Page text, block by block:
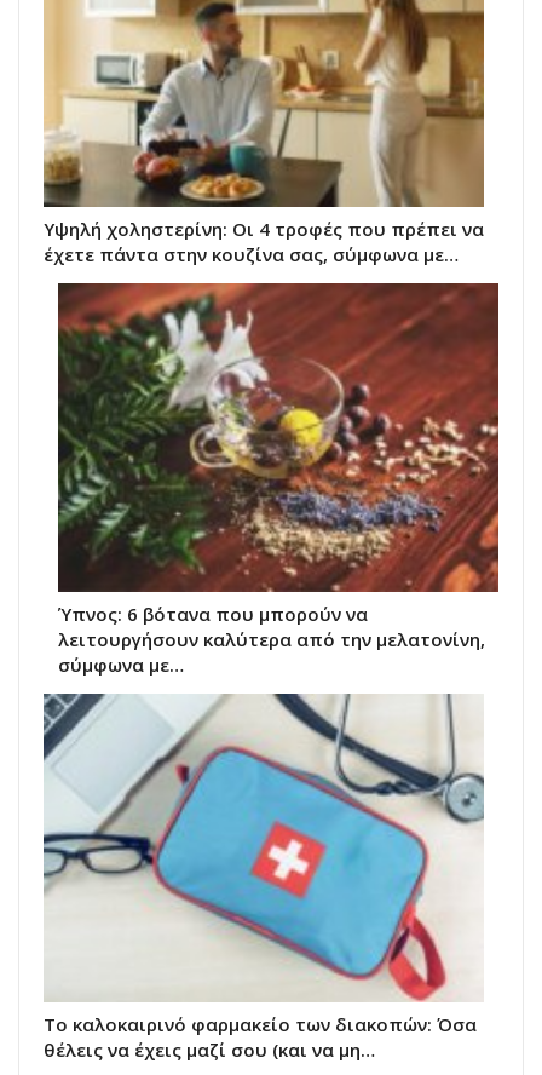
Υψηλή χοληστερίνη: Οι 4 τροφές που πρέπει να
έχετε πάντα στην κουζίνα σας, σύμφωνα με…
Ύπνος: 6 βότανα που μπορούν να
λειτουργήσουν καλύτερα από την μελατονίνη,
σύμφωνα με…
Το καλοκαιρινό φαρμακείο των διακοπών: Όσα
θέλεις να έχεις μαζί σου (και να μη…